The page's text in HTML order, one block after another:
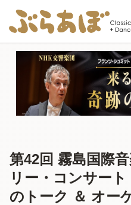
第42回 霧島国際
リー・コンサー
のトーク ＆ オー